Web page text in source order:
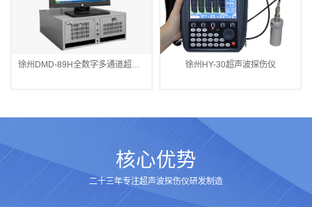
徐州DMD-89H全数字多通道超声波探伤仪 徐州HY-30超声波探伤仪
核心优势
二十三年专注超声波探伤仪研发制造